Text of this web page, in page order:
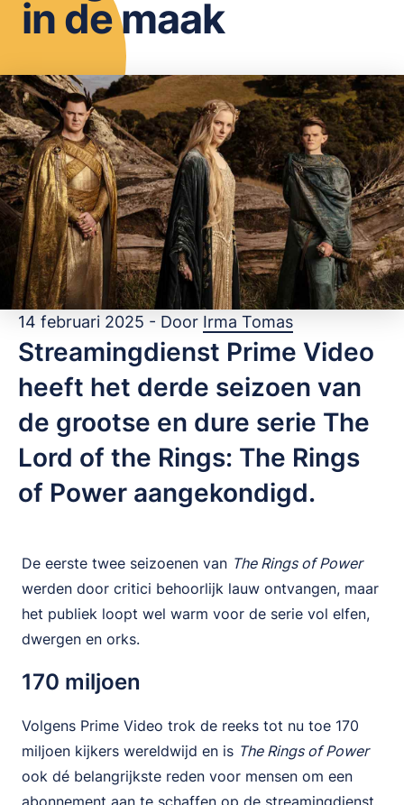
OPSLAAN
in de maak
14 februari 2025 - Door Irma Tomas
Streamingdienst Prime Video
heeft het derde seizoen van
de grootse en dure serie The
Lord of the Rings: The Rings
of Power aangekondigd.
De eerste twee seizoenen van The Rings of Power
werden door critici behoorlijk lauw ontvangen, maar
het publiek loopt wel warm voor de serie vol elfen,
dwergen en orks.
170 miljoen
Volgens Prime Video trok de reeks tot nu toe 170
miljoen kijkers wereldwijd en is The Rings of Power
ook dé belangrijkste reden voor mensen om een
abonnement aan te schaffen op de streamingdienst.